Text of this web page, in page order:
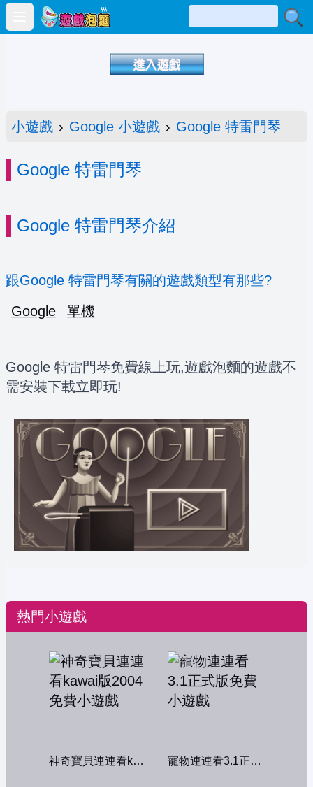
Open main menu
小遊戲 › Google 小遊戲 › Google 特雷門琴
Google 特雷門琴
Google 特雷門琴介紹
跟Google 特雷門琴有關的遊戲類型有那些?
Google
單機
Google 特雷門琴免費線上玩,遊戲泡麵的遊戲不
需安裝下載立即玩!
熱門小遊戲
神奇寶貝連連看kawai版2004 寵物連連看3.1正式版